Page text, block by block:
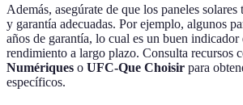
Además, asegúrate de que los paneles
y garantía adecuadas. Por ejemplo, algunos
años de garantía, lo cual es un buen
rendimiento a largo plazo. Consulta recursos
Numériques o UFC-Que Choisir para
específicos.